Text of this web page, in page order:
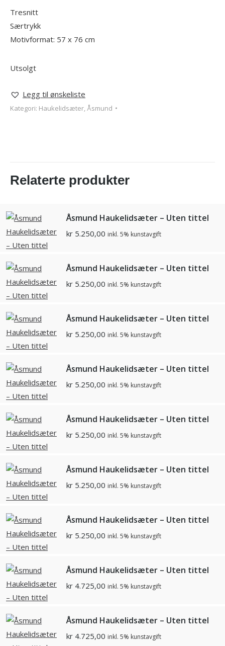
Tresnitt
Særtrykk
Motivformat: 57 x 76 cm
Utsolgt
Legg til ønskeliste
Kategori: Haukelidsæter, Åsmund
Relaterte produkter
Åsmund Haukelidsæter – Uten tittel
kr 5.250,00 inkl. 5% kunstavgift
Åsmund Haukelidsæter – Uten tittel
kr 5.250,00 inkl. 5% kunstavgift
Åsmund Haukelidsæter – Uten tittel
kr 5.250,00 inkl. 5% kunstavgift
Åsmund Haukelidsæter – Uten tittel
kr 5.250,00 inkl. 5% kunstavgift
Åsmund Haukelidsæter – Uten tittel
kr 5.250,00 inkl. 5% kunstavgift
Åsmund Haukelidsæter – Uten tittel
kr 5.250,00 inkl. 5% kunstavgift
Åsmund Haukelidsæter – Uten tittel
kr 5.250,00 inkl. 5% kunstavgift
Åsmund Haukelidsæter – Uten tittel
kr 4.725,00 inkl. 5% kunstavgift
Åsmund Haukelidsæter – Uten tittel
kr 4.725,00 inkl. 5% kunstavgift